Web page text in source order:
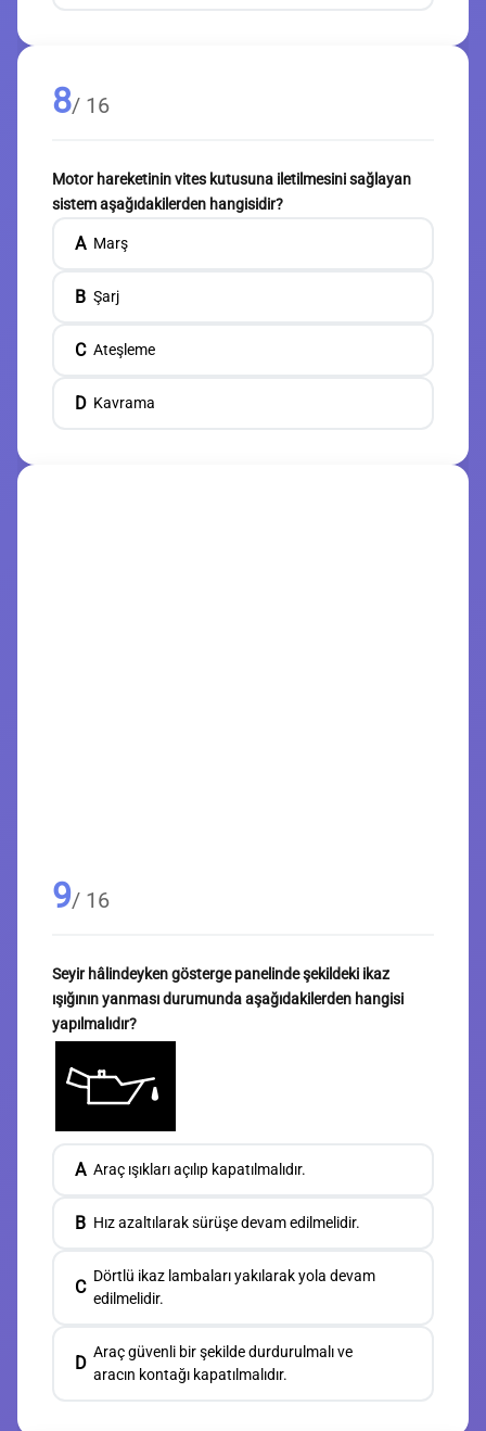
8/ 16
Motor hareketinin vites kutusuna iletilmesini sağlayan
sistem aşağıdakilerden hangisidir?
A Marş
B Şarj
C Ateşleme
D Kavrama
9/ 16
Seyir hâlindeyken gösterge panelinde şekildeki ikaz
ışığının yanması durumunda aşağıdakilerden hangisi
yapılmalıdır?
A Araç ışıkları açılıp kapatılmalıdır.
B Hız azaltılarak sürüşe devam edilmelidir.
C
Dörtlü ikaz lambaları yakılarak yola devam
edilmelidir.
D
Araç güvenli bir şekilde durdurulmalı ve
aracın kontağı kapatılmalıdır.